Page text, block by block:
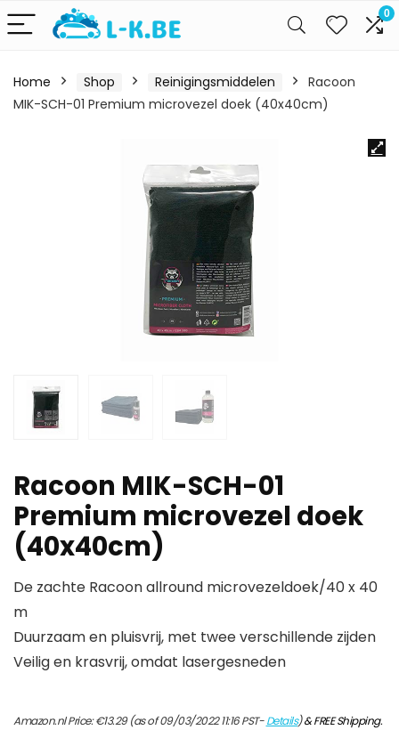
0
Home Shop Reinigingsmiddelen
Racoon
MIK-SCH-01 Premium microvezel doek (40x40cm)
Racoon MIK-SCH-01
Premium microvezel doek
(40x40cm)
De zachte Racoon allround microvezeldoek/40 x 40
m
Duurzaam en pluisvrij, met twee verschillende zijden
Veilig en krasvrij, omdat lasergesneden
Amazon.nl Price:€13.29(as of 09/03/2022 11:16 PST-Details)&FREE Shipping.